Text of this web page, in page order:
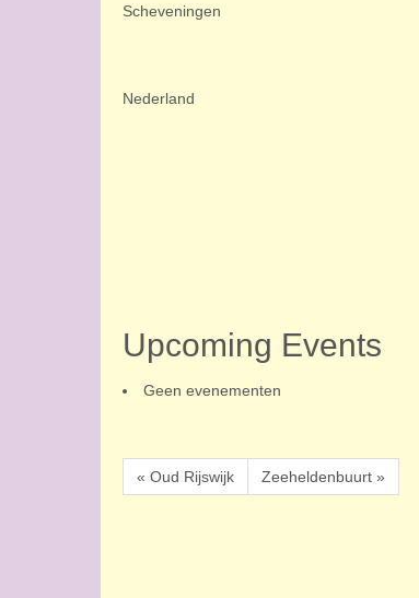
Scheveningen
Nederland
Upcoming Events
Geen evenementen
« Oud Rijswijk Zeeheldenbuurt »